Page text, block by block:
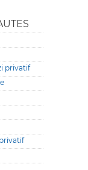
privatif